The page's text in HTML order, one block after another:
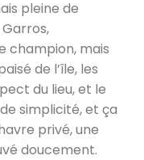
pleine de
champion, mais
de l’île, les
du lieu, et le
simplicité, et ça
privé, une
doucement.